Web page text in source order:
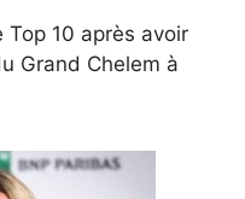
Top 10 après avoir
Grand Chelem à